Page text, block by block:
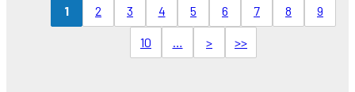
1 2 3 4 5 6 7 8 9
10 > >>